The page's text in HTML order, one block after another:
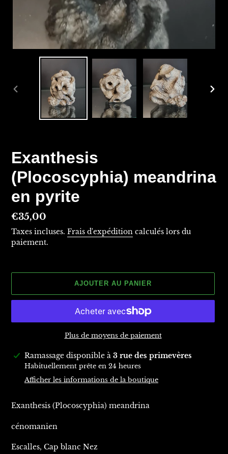
DIAPOSITIVE
PRÉCÉDENTE
Exanthesis
(Plocoscyphia) meandrina
en pyrite
Prix
normal
€35,00
Taxes incluses. Frais d'expédition calculés lors du
paiement.
AJOUTER AU PANIER
Plus de moyens de paiement
Ajout
d'un
produit
panier
Ramassage disponible à 3 rue des primevères
Habituellement prête en 24 heures
Afficher les informations de la boutique
Exanthesis (Plocoscyphia) meandrina
cénomanien
Escalles, Cap blanc Nez